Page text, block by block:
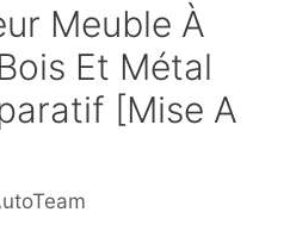
Meuble À
Et Métal
[Mise A